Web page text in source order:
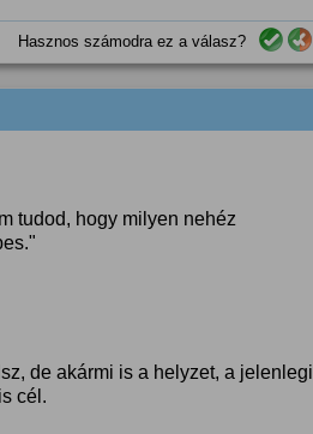
Hasznos számodra ez a válasz?
tudod, hogy milyen nehéz
de akármi is a helyzet, a jelenlegi
cél.